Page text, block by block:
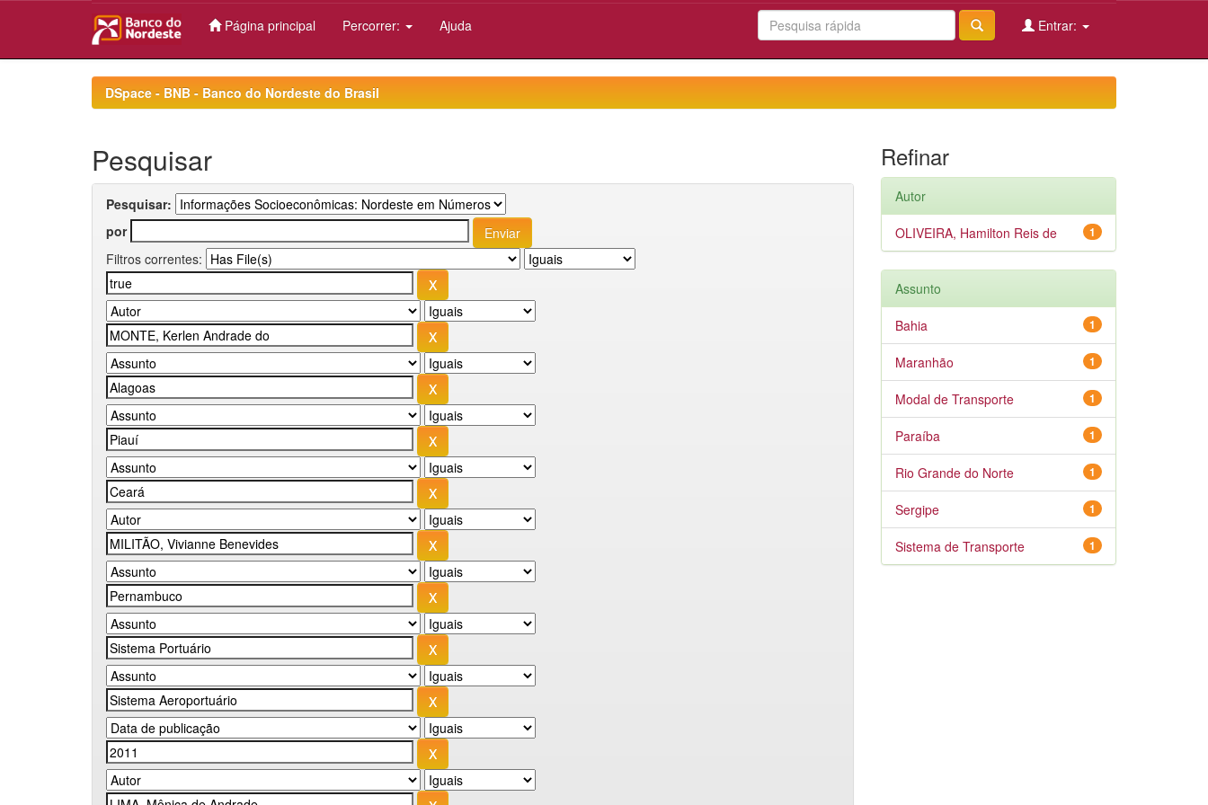
Página principal Percorrer: Ajuda Entrar:
DSpace - BNB - Banco do Nordeste do Brasil
Pesquisar
Pesquisar:
por
Filtros correntes:
Refinar
Autor
1
OLIVEIRA, Hamilton Reis de
Assunto
1
Bahia
1
Maranhão
1
Modal de Transporte
1
Paraíba
1
Rio Grande do Norte
1
Sergipe
1
Sistema de Transporte